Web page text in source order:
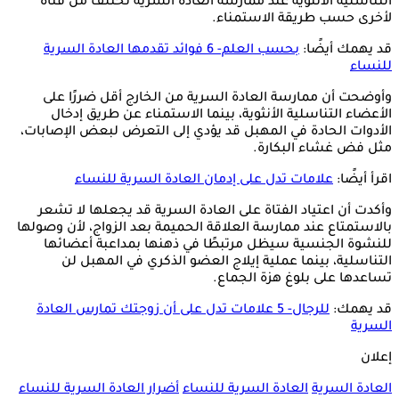
لأخرى حسب طريقة الاستمناء.
قد يهمك أيضًا:
بحسب العلم- 6 فوائد تقدمها العادة السرية
للنساء
وأوضحت أن ممارسة العادة السرية من الخارج أقل ضررًا على
الأعضاء التناسلية الأنثوية، بينما الاستمناء عن طريق إدخال
الأدوات الحادة في المهبل قد يؤدي إلى التعرض لبعض الإصابات،
مثل فض غشاء البكارة.
اقرأ أيضًا: علامات تدل على إدمان العادة السرية للنساء
وأكدت أن اعتياد الفتاة على العادة السرية قد يجعلها لا تشعر
بالاستمتاع عند ممارسة العلاقة الحميمة بعد الزواج، لأن وصولها
للنشوة الجنسية سيظل مرتبطًا في ذهنها بمداعبة أعضائها
التناسلية، بينما عملية إيلاج العضو الذكري في المهبل لن
تساعدها على بلوغ هزة الجماع.
قد يهمك:
للرجال- 5 علامات تدل على أن زوجتك تمارس العادة
السرية
إعلان
العادة السرية العادة السرية للنساء أضرار العادة السرية للنساء